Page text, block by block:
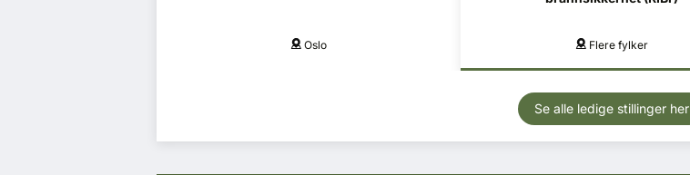
Flere fylker Mo i Rana, Mosjøen
Se alle ledige stillinger her